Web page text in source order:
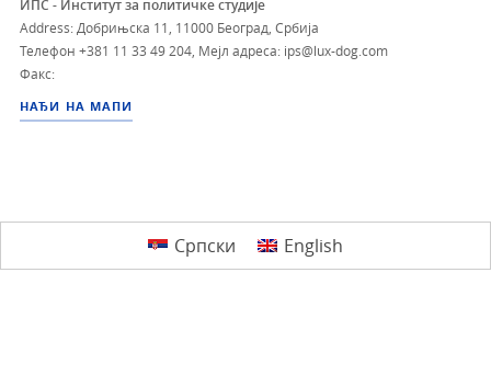
ИПС - Институт за политичке студије
Address: Добрињска 11, 11000 Београд, Србија
Телефон +381 11 33 49 204 Мејл адреса: ips@lux-dog.com
Факс:
НАЂИ НА МАПИ
Српски English